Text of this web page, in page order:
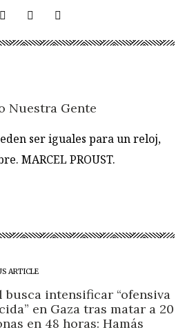
Nuestra Gente
ser iguales para un reloj,
MARCEL PROUST.
ARTICLE
busca intensificar “ofensiva
en Gaza tras matar a 20
en 48 horas: Hamás